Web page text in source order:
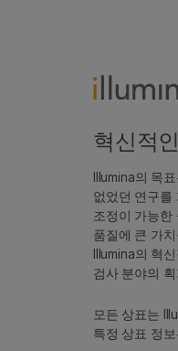
혁신적
Illumina의 목
없었던 연구를
조정이 가능한
품질에 큰 가
Illumina의 혁
검사 분야의
모든 상표는
특정 상표 정